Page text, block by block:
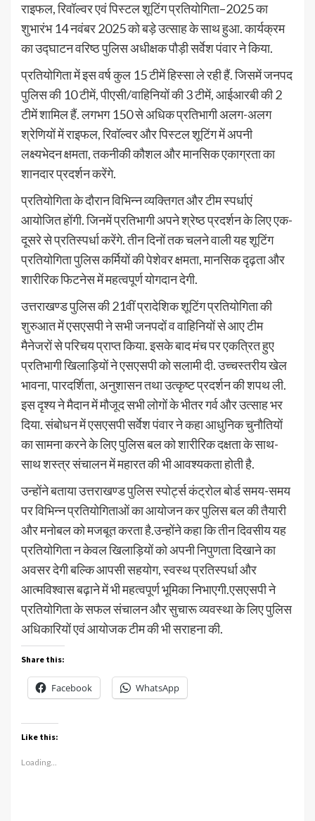
राइफल, रिवॉल्वर एवं पिस्टल शूटिंग प्रतियोगिता–2025 का
शुभारंभ 14 नवंबर 2025 को बड़े उत्साह के साथ हुआ. कार्यक्रम
का उद्घाटन वरिष्ठ पुलिस अधीक्षक पौड़ी सर्वेश पंवार ने किया.
प्रतियोगिता में इस वर्ष कुल 15 टीमें हिस्सा ले रही हैं. जिसमें जनपद
पुलिस की 10 टीमें, पीएसी/वाहिनियों की 3 टीमें, आईआरबी की 2
टीमें शामिल हैं. लगभग 150 से अधिक प्रतिभागी अलग-अलग
श्रेणियों में राइफल, रिवॉल्वर और पिस्टल शूटिंग में अपनी
लक्ष्यभेदन क्षमता, तकनीकी कौशल और मानसिक एकाग्रता का
शानदार प्रदर्शन करेंगे.
प्रतियोगिता के दौरान विभिन्न व्यक्तिगत और टीम स्पर्धाएं
आयोजित होंगी. जिनमें प्रतिभागी अपने श्रेष्ठ प्रदर्शन के लिए एक-
दूसरे से प्रतिस्पर्धा करेंगे. तीन दिनों तक चलने वाली यह शूटिंग
प्रतियोगिता पुलिस कर्मियों की पेशेवर क्षमता, मानसिक दृढ़ता और
शारीरिक फिटनेस में महत्वपूर्ण योगदान देगी.
उत्तराखण्ड पुलिस की 21वीं प्रादेशिक शूटिंग प्रतियोगिता की
शुरुआत में एसएसपी ने सभी जनपदों व वाहिनियों से आए टीम
मैनेजरों से परिचय प्राप्त किया. इसके बाद मंच पर एकत्रित हुए
प्रतिभागी खिलाड़ियों ने एसएसपी को सलामी दी. उच्चस्तरीय खेल
भावना, पारदर्शिता, अनुशासन तथा उत्कृष्ट प्रदर्शन की शपथ ली.
इस दृश्य ने मैदान में मौजूद सभी लोगों के भीतर गर्व और उत्साह भर
दिया. संबोधन में एसएसपी सर्वेश पंवार ने कहा आधुनिक चुनौतियों
का सामना करने के लिए पुलिस बल को शारीरिक दक्षता के साथ-
साथ शस्त्र संचालन में महारत की भी आवश्यकता होती है.
उन्होंने बताया उत्तराखण्ड पुलिस स्पोर्ट्स कंट्रोल बोर्ड समय-समय
पर विभिन्न प्रतियोगिताओं का आयोजन कर पुलिस बल की तैयारी
और मनोबल को मजबूत करता है.उन्होंने कहा कि तीन दिवसीय यह
प्रतियोगिता न केवल खिलाड़ियों को अपनी निपुणता दिखाने का
अवसर देगी बल्कि आपसी सहयोग, स्वस्थ प्रतिस्पर्धा और
आत्मविश्वास बढ़ाने में भी महत्वपूर्ण भूमिका निभाएगी.एसएसपी ने
प्रतियोगिता के सफल संचालन और सुचारू व्यवस्था के लिए पुलिस
अधिकारियों एवं आयोजक टीम की भी सराहना की.
Share this:
Facebook WhatsApp
Like this:
Loading...